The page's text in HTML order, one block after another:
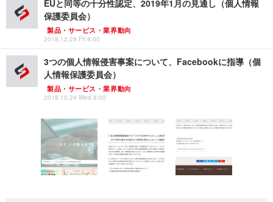
EUと同等の十分性認定、2019年1月の見通し（個人情報
保護委員会）
製品・サービス・業界動向
2018.12.28 Fri 8:00
3つの個人情報侵害事案について、Facebookに指導（個
人情報保護委員会）
製品・サービス・業界動向
2018.10.24 Wed 8:00